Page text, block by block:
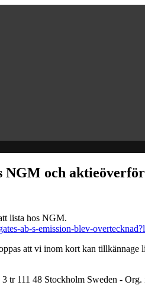
NGM och
lista hos NGM.
ab-s-emission-blev-
att vi inom kort kan
tr 111 48 Stockholm Sweden -